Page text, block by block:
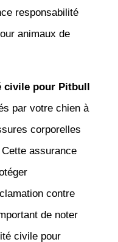
responsabilité
animaux de
civile pour Pitbull
par votre chien à
corporelles
assurance
contre
de noter
civile pour